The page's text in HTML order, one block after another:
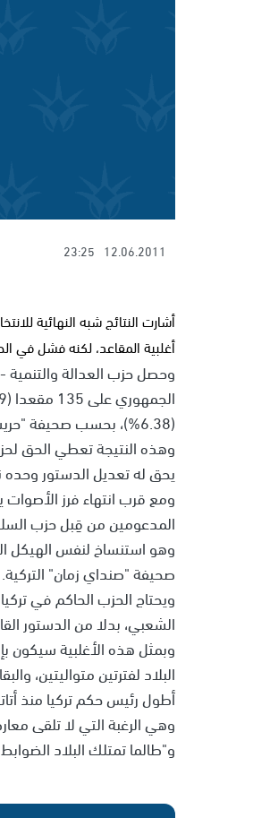
12.06.2011
23:25
أغلبية المقاعد، لكنه فشل في
(6.38%)، بحسب صحيفة "حريت ديلي نيوز" التركية.
وهذه النتيجة تعطي الحق
يحق له تعديل الدستور وحده
ومع قرب انتهاء فرز
المدعومين من قِبل حزب
وهو استنساخ لنفس الهيكل
صحيفة "صنداي زمان" التركية.
الشعبي، بدلا من الدستور
وبمثل هذه الأغلبية سيكون
أطول رئيس حكم تركيا منذ
وهي الرغبة التي لا تلقى
و"طالما تمتلك البلاد